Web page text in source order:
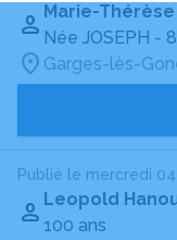
Marie-Thérèse
Née JOSEPH -
Garges-lès-
Publié le mercredi 04
Leopold
100 ans